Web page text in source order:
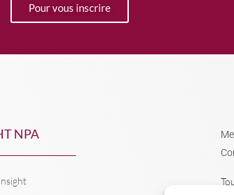
Pour vous inscrire
NPA